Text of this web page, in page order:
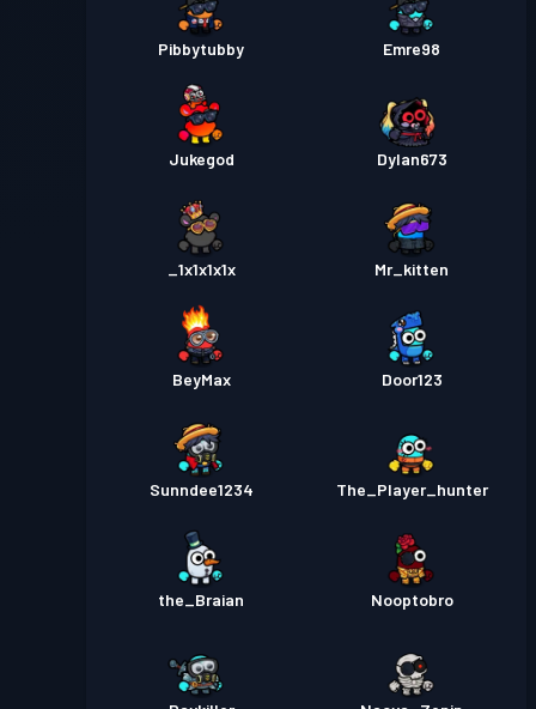
Pibbytubby Emre98
Jukegod Dylan673
_1x1x1x1x Mr_kitten
BeyMax Door123
Sunndee1234 The_Player_hunter
the_Braian Nooptobro